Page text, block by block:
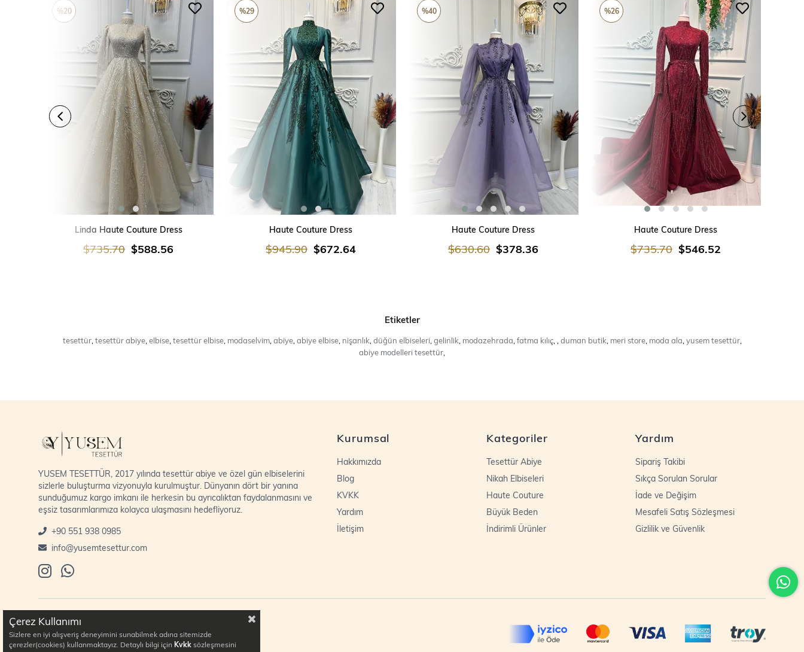
Linda Haute Couture Dress
$588.56
$735.70
%20
Haute Couture Dress
$672.64
$945.90
%29
Haute Couture Dress
$378.36
$630.60
%40
Haute Couture Dress
$546.52
$735.70
%26
Etiketler
tesettür, tesettür abiye, elbise, tesettür elbise, modaselvim, abiye, abiye elbise, nişanlık düğün elbiseleri, gelinlik modazehrada fatma kılıç, duman butik meri store, moda ala yusem tesettür,
abiye modelleri tesettür
YUSEM TESETTÜR, 2017 yılında tesettür abiye ve özel gün elbiselerini
sizlerle buluşturma vizyonuyla kurulmuştur. Dünyanın dört bir yanına
sunduğumuz kargo imkanı ile herkesin bu ayrıcalıktan faydalanmasını ve
eşsiz tasarımlarımıza kolayca ulaşmasını hedefliyoruz.
+90 551 938 0985
info@yusemtesettur.com
Kurumsal
Hakkımızda
Blog
KVKK
Yardım
İletişim
Kategoriler
Tesettür Abiye
Nikah Elbiseleri
Haute Couture
Büyük Beden
İndirimli Ürünler
Yardım
Sipariş Takibi
Sıkça Sorulan Sorular
İade ve Değişim
Mesafeli Satış Sözleşmesi
Gizlilik ve Güvenlik
© 2025 Yusem Tesettür. Tüm Hakları Saklıdır.
Çerez Kullanımı
Sizlere en iyi alışveriş deneyimini sunabilmek adına sitemizde
çerezler(cookies) kullanmaktayız. Detaylı bilgi için Kvkksözleşmesini